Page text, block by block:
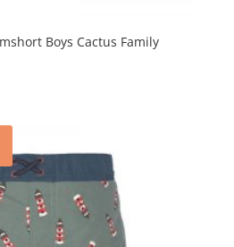
Boys Cactus Family